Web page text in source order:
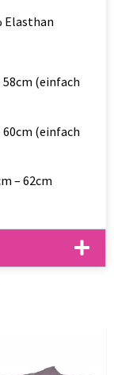
Elasthan
58cm (einfach
60cm (einfach
– 62cm